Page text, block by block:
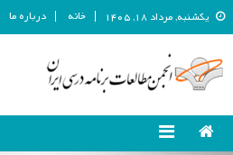
یکشنبه, مرداد ۱۸, ۱۴۰۵ خانه درباره ما
انجمن مطالعات